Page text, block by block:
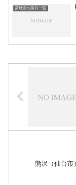
宮城県の河川一覧
熊沢（仙台市